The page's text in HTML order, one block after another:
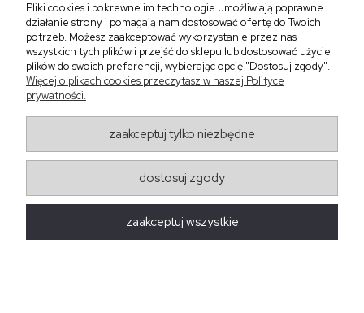
Sukienka z falbaną i
bufiastym rękawem w
405,30 zł
Sukienka z dekoltem w
299,00 zł
‹
Regulaminy
Obsługa zamówień
Pliki cookies i pokrewne im technologie umożliwiają poprawne
działanie strony i pomagają nam dostosować ofertę do Twoich
potrzeb. Możesz zaakceptować wykorzystanie przez nas
wszystkich tych plików i przejść do sklepu lub dostosować użycie
plików do swoich preferencji, wybierając opcję "Dostosuj zgody".
Więcej o plikach cookies przeczytasz w naszej Polityce
prywatności.
zaakceptuj tylko niezbędne
dostosuj zgody
zaakceptuj wszystkie